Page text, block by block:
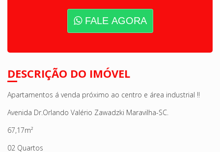
FALE AGORA
DESCRIÇÃO DO IMÓVEL
Apartamentos á venda próximo ao centro e área industrial !!
Avenida Dr.Orlando Valério Zawadzki Maravilha-SC.
67,17m²
02 Quartos